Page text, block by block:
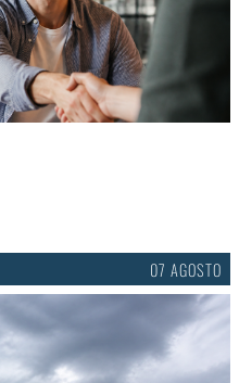
07 AGOSTO